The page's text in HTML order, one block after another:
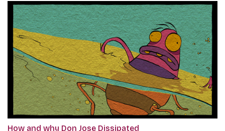
How and why Don Jose Dissipated